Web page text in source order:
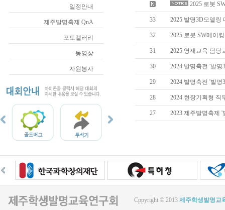
일정안내
제주발명축제 QnA
포토갤러리
동영상
자원봉사
2025 로봇
33 2025 발명3D모델링
32 2025 로봇 SW메이
31 2025 영재교육 담당
30 2024 발명축전 '발
29 2024 발명축전 '발
28 2024 현장기획형 직
27 2023 제주발명축제
Cppyright © 2013 제주학생발명교